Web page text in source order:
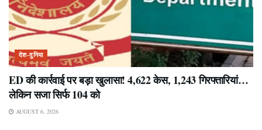
देश-दुनिया
ED की कार्रवाई पर बड़ा खुलासा! 4,622 केस, 1,243 गिरफ्तारियां…
लेकिन सजा सिर्फ 104 को
AUGUST 6, 2026